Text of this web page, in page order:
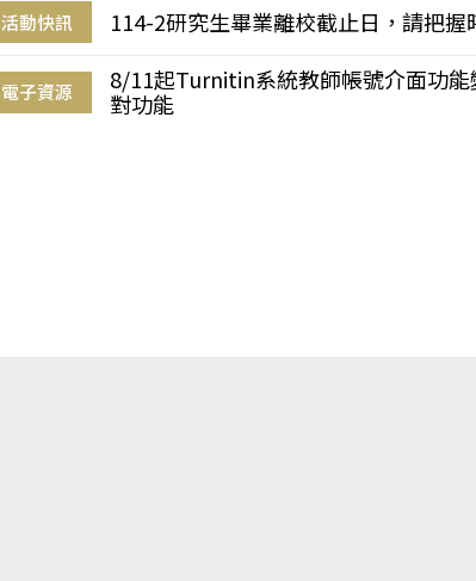
活動快訊 114-2研究生畢業離校截止日，請把握
電子資源
8/11起Turnitin系統教師帳號介面功
對功能